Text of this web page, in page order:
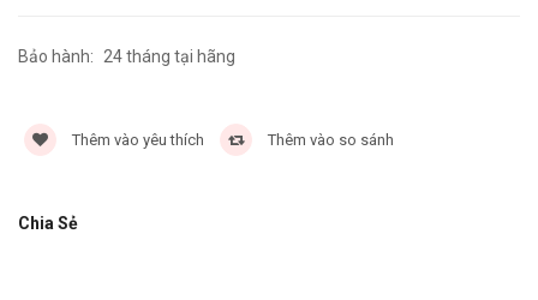
Bảo hành: 24 tháng tại hãng
Thêm vào yêu thích Thêm vào so sánh
Chia Sẻ